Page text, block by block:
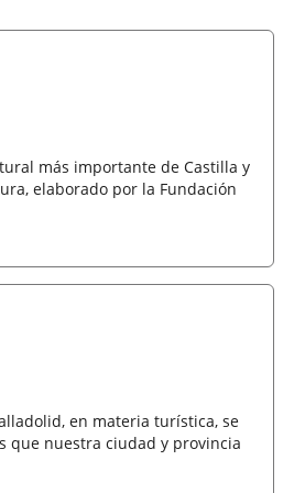
más importante de Castilla y
elaborado por la Fundación
en materia turística, se
que nuestra ciudad y provincia